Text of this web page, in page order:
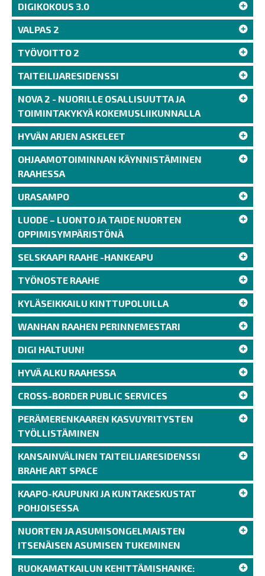
DIGIKOKOUS 3.0
VALPAS 2
TYÖVOITTO 2
TAITEILIJARESIDENSSI
NOVA 2 - NUORILLE OSALLISUUTTA JA
TOIMINTAKYKYÄ KOKEMUSLIIKUNNALLA
HYVÄN ARJEN ASKELEET
OHJAAMOTOIMINNAN KÄYNNISTÄMINEN
RAAHESSA
URASAMPO
LUODE – LUONTO JA TAIDE NUORTEN
OPPIMISYMPÄRISTÖNÄ
SELSKAAPI RAAHE -HANKEAPU
TYÖNOSTE RAAHE
KYLÄSEIKKAILU KINTTUPOLUILLA
WANHAN RAAHEN PERINNEMESTARI
DIGI HALTUUN!
HYVÄ ALKU RAAHESSA
CROSS-BORDER PUBLIC SERVICES
PERÄMERENKAAREN KASVUYRITYSTEN
TYÖLLISTÄMINEN
KANSAINVÄLINEN TAITEILIJARESIDENSSI
BRAHE ART SPACE
KAAPO-KAUPUNKI JA KUNTAKESKUSTAT
POHJOISESSA
NUORTEN JA ASUMISONGELMAISTEN
ITSENÄISEN ASUMISEN TUKEMINEN
RUOKAMATKAILUN KEHITTÄMISHANKE: